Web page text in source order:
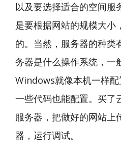
以及要选择适合的空间服
是要根据网站的规模大小
的。当然，服务器的种类
务器是什么操作系统，一
Windows就像本机一样
一些代码也能配置。买了
服务器，把做好的网站上
器，运行调试。